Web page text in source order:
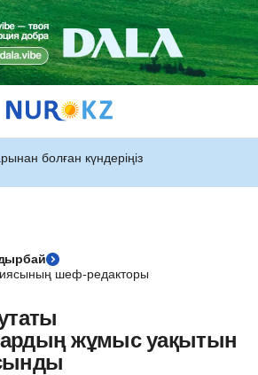
болған күндеріңіз
шеф-редакторы
жұмыс уақытын